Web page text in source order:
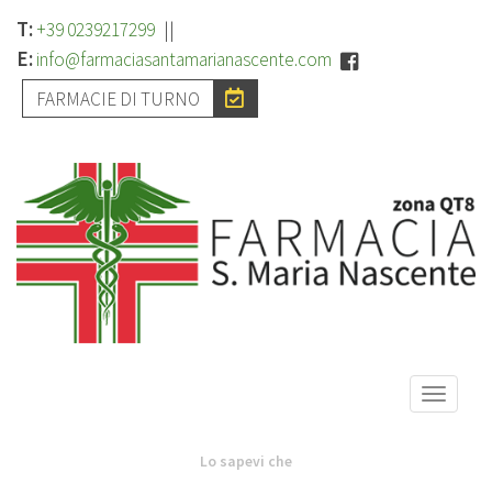
T:+39 0239217299 ||
E:info@farmaciasantamarianascente.com
FARMACIE DI TURNO
Toggle
Lo sapevi che